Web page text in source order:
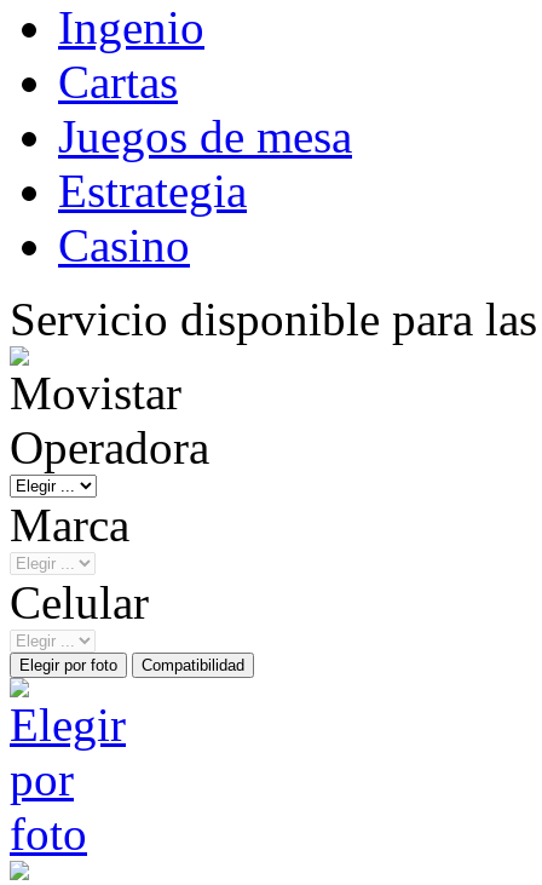
Ingenio
Cartas
Juegos de mesa
Estrategia
Casino
Servicio disponible para
Operadora
Marca
Celular